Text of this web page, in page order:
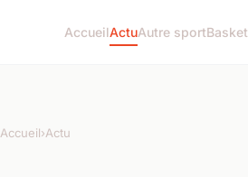
AccueilActuAutre sportBasket
Accueil›Actu